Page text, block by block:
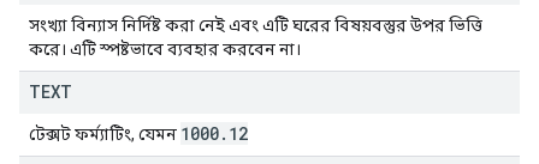
সংখ্যা বিন্যাস নির্দিষ্ট করা নেই এবং এটি ঘরের বিষয়বস্তুর উপর ভিত্তি
করে। এটি স্পষ্টভাবে ব্যবহার করবেন না।
TEXT
টেক্সট ফর্ম্যাটিং, যেমন 1000. 12